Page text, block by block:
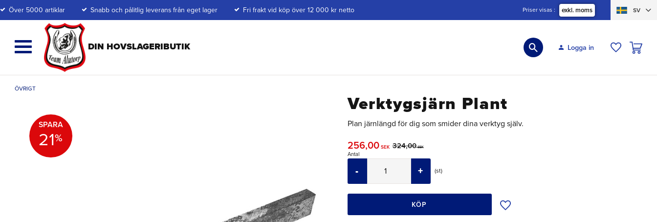
Över 5000 artiklar Snabb och pålitlig leverans från eget lager Fri frakt vid köp över 12 000 kr netto Priser visas exkl. moms SV
Logga in
ÖVRIGT
Verktygsjärn Plant
Plan järnlängd för dig som smider dina verktyg själv.
SPARA
21%
Nedsatt pris:
256,00SEK Ordinarie pris:
324,00SEK
Antal
st
+
-
KÖP Lägg till i önskelista